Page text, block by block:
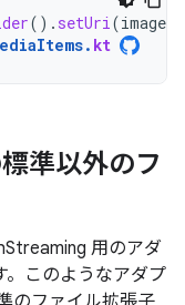
(). setUri(
. kt
準以外のフ
用のアダ
。このようなアダプ